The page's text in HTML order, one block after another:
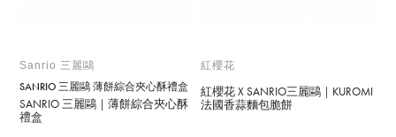
Sanrio 三麗鷗
SANRIO 三麗鷗 薄餅綜合夾心酥禮盒
SANRIO 三麗鷗｜薄餅綜合夾心酥
禮盒
紅櫻花
紅櫻花 X SANRIO三麗鷗｜KUROMI
法國香蒜麵包脆餅